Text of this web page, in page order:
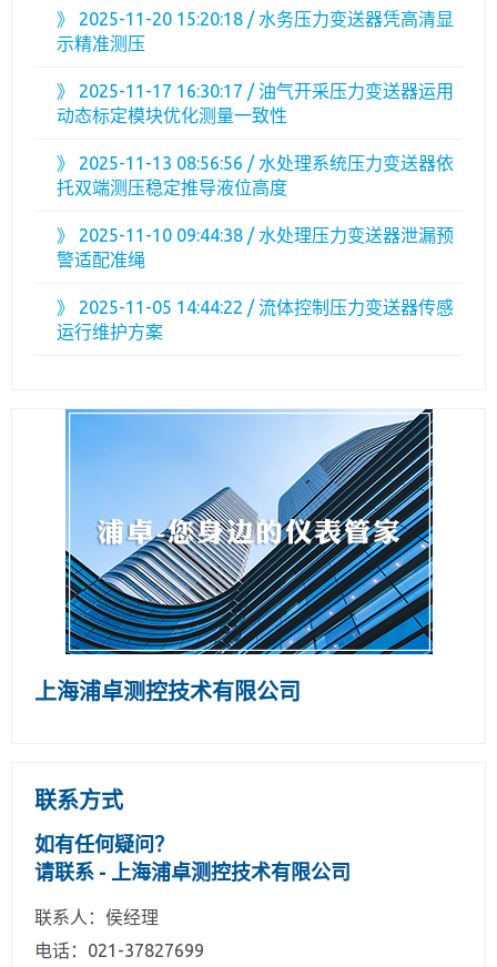
》 2025-11-20 15:20:18 / 水务压力变送器凭高清显
示精准测压
》 2025-11-17 16:30:17 / 油气开采压力变送器运用
动态标定模块优化测量一致性
》 2025-11-13 08:56:56 / 水处理系统压力变送器依
托双端测压稳定推导液位高度
》 2025-11-10 09:44:38 / 水处理压力变送器泄漏预
警适配准绳
》 2025-11-05 14:44:22 / 流体控制压力变送器传感
运行维护方案
上海浦卓测控技术有限公司
联系方式
如有任何疑问？
请联系 - 上海浦卓测控技术有限公司
联系人：侯经理
电话：021-37827699